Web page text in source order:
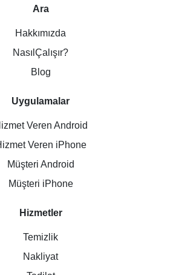
Ara
Hakkımızda
NasılÇalışır?
Blog
Uygulamalar
Veren Android
Veren iPhone
Müşteri Android
Müşteri iPhone
Hizmetler
Temizlik
Nakliyat